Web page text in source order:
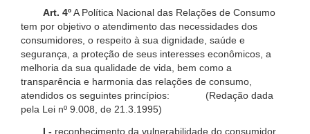
Art. 4ºA Política Nacional das Relações de Consumo
tem por objetivo o atendimento das necessidades dos
consumidores, o respeito à sua dignidade, saúde e
segurança, a proteção de seus interesses econômicos, a
melhoria da sua qualidade de vida, bem como a
transparência e harmonia das relações de consumo,
atendidos os seguintes princípios: (Redação dada
pela Lei nº 9.008, de 21.3.1995)
I - reconhecimento da vulnerabilidade do consumidor